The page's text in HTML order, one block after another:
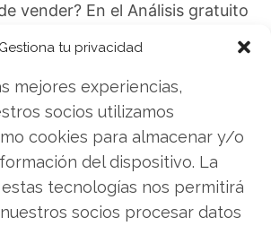
Gestiona tu privacidad
mejores experiencias,
socios utilizamos
cookies para almacenar y/o
del dispositivo. La
tecnologías nos permitirá
socios procesar datos
vender? En el Análisis gratuito
o vender? ¡Lee más aquí!